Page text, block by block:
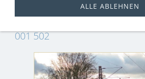
NVR 000 - 099
001 502
ALLE ABLEHNEN